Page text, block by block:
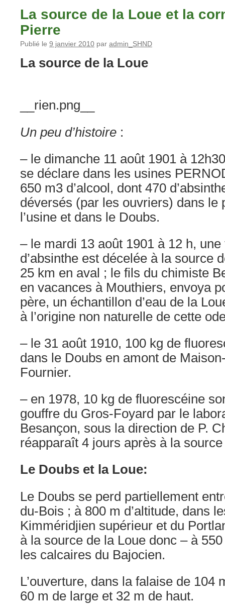
La source de la Loue et la
Pierre
Publié le 9 janvier 2010 par admin_SHND
La source de la Loue
__rien.png__
Un peu d’histoire :
– le dimanche 11 août 1901 à
se déclare dans les usines
650 m3 d’alcool, dont 470
déversés (par les ouvriers) dans le
l’usine et dans le Doubs.
– le mardi 13 août 1901 à 12 h,
d’absinthe est décelée à la source
25 km en aval ; le fils du chimiste
en vacances à Mouthiers, envoya
père, un échantillon d’eau de la
à l’origine non naturelle de cette
– le 31 août 1910, 100 kg de
dans le Doubs en amont de
Fournier.
– en 1978, 10 kg de fluorescéine
gouffre du Gros-Foyard par le
Besançon, sous la direction de P.
réapparaît 4 jours après à la
Le Doubs et la Loue:
Le Doubs se perd partiellement
du-Bois ; à 800 m d’altitude, dans
Kimméridjien supérieur et du
à la source de la Loue donc – à
les calcaires du Bajocien.
L’ouverture, dans la falaise de 104
60 m de large et 32 m de haut.